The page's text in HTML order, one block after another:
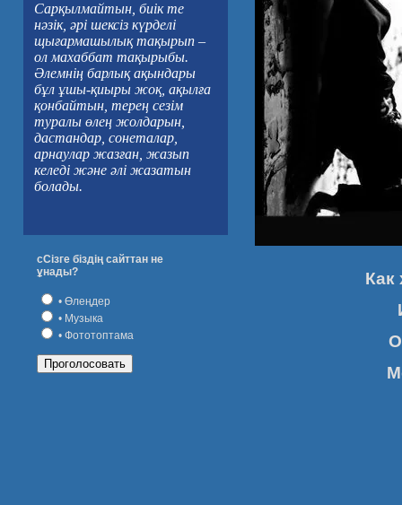
Сарқылмайтын, биік те
нәзік, әрі шексіз күрделі
щығармашылық тақырып –
ол махаббат тақырыбы.
Әлемнің барлық ақындары
бұл ұшы-қиыры жоқ, ақылға
қонбайтын, терең сезім
туралы өлең жолдарын,
дастандар, сонеталар,
арнаулар жазған, жазып
келеді және әлі жазатын
болады.
сСізге біздің сайттан не
ұнады?
• Өлеңдер
• Музыка
• Фототоптама
Как